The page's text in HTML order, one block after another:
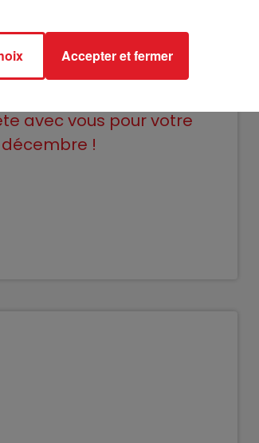
31 !
avec vous pour votre
décembre !
Accepter et fermer